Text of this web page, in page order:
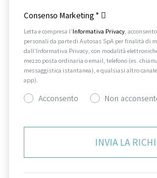
Consenso Marketing *
Letta e compresa l’Informativa Privacy,
personali da parte di Autosas SpA per finalità di
dall’Informativa Privacy, con modalità
mezzo posta ordinaria o email, telefono (es.
messaggistica istantanea), e qualsiasi altro
app).
Acconsento Non